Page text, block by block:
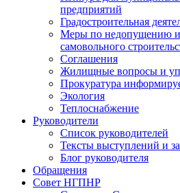
предприятий
Градостроительная
Меры по недопущению
самовольного
Соглашения
Жилищные вопросы и
Прокуратура
Экология
Теплоснабжение
Руководители
Список руководителей
Тексты выступлений и
Блог руководителя
Обращения
Совет НГПНР